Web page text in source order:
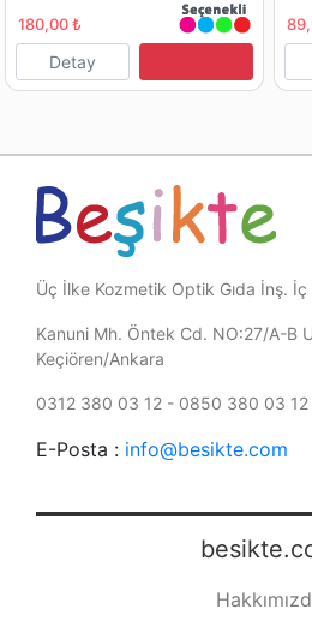
180,00 ₺
Detay
Üç İlke Kozmetik Optik Gıda İnş.
Kanuni Mh. Öntek Cd. NO:27/A-B
Keçiören/Ankara
0312 380 03 12 - 0850 380 03 12
E-Posta : info@besikte.com